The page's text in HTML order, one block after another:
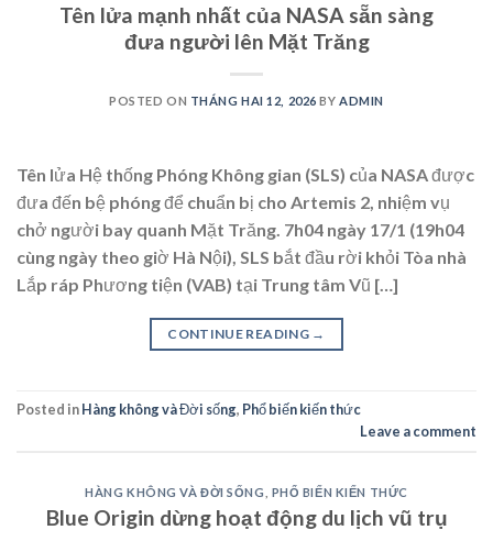
Tên lửa mạnh nhất của NASA sẵn sàng
đưa người lên Mặt Trăng
POSTED ON THÁNG HAI 12, 2026 BYADMIN
Tên lửa Hệ thống Phóng Không gian (SLS) của NASA được
đưa đến bệ phóng để chuẩn bị cho Artemis 2, nhiệm vụ
chở người bay quanh Mặt Trăng. 7h04 ngày 17/1 (19h04
cùng ngày theo giờ Hà Nội), SLS bắt đầu rời khỏi Tòa nhà
Lắp ráp Phương tiện (VAB) tại Trung tâm Vũ […]
CONTINUE READING →
Posted inHàng không và Đời sống, Phổ biến kiến thức
Leave a comment
HÀNG KHÔNG VÀ ĐỜI SỐNG PHỔ BIẾN KIẾN THỨC
Blue Origin dừng hoạt động du lịch vũ trụ